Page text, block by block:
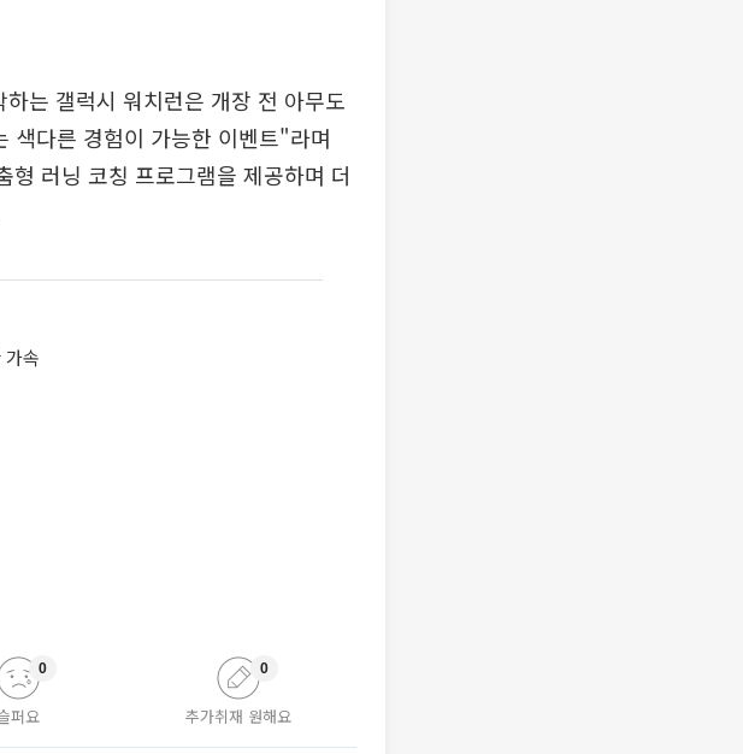
는 갤럭시 워치런은 개장 전 아무도
색다른 경험이 가능한 이벤트"라며
러닝 코칭 프로그램을 제공하며 더
속
퍼요
0
추가취재 원해요
0